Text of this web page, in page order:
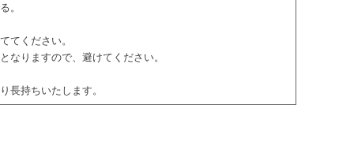
。
てください。
なりますので、避けてください。
長持ちいたします。